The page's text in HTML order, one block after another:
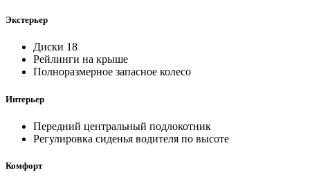
Экстерьер
Диски 18
Рейлинги на крыше
Полноразмерное запасное колесо
Интерьер
Передний центральный подлокотник
Регулировка сиденья водителя по высоте
Комфорт